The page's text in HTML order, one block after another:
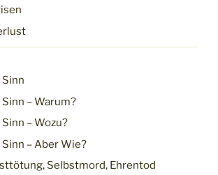
Sinn
– Warum?
– Wozu?
– Aber Wie?
Selbstmord, Ehrentod